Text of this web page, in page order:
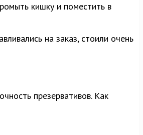
кишку и поместить в
на заказ, стоили очень
презервативов. Как